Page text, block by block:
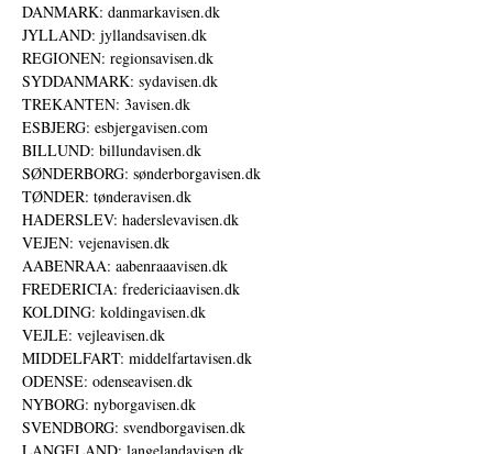
DANMARK: danmarkavisen.dk
JYLLAND: jyllandsavisen.dk
REGIONEN: regionsavisen.dk
SYDDANMARK: sydavisen.dk
TREKANTEN: 3avisen.dk
ESBJERG: esbjergavisen.com
BILLUND: billundavisen.dk
SØNDERBORG: sønderborgavisen.dk
TØNDER: tønderavisen.dk
HADERSLEV: haderslevavisen.dk
VEJEN: vejenavisen.dk
AABENRAA: aabenraaavisen.dk
FREDERICIA: fredericiaavisen.dk
KOLDING: koldingavisen.dk
VEJLE: vejleavisen.dk
MIDDELFART: middelfartavisen.dk
ODENSE: odenseavisen.dk
NYBORG: nyborgavisen.dk
SVENDBORG: svendborgavisen.dk